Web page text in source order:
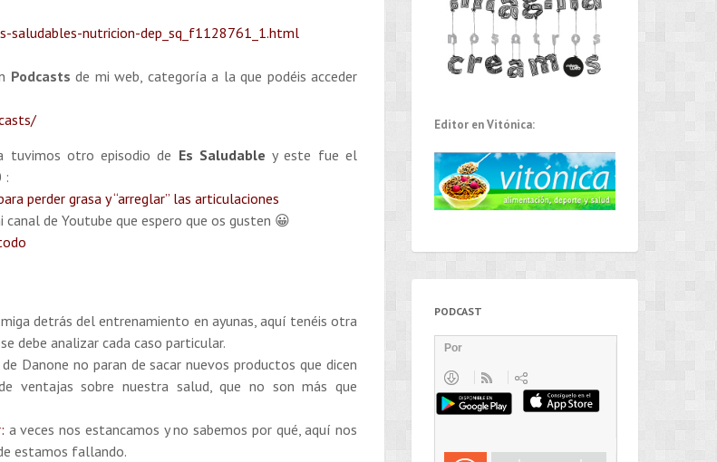
nutricion-dep_sq_f1128761_1.html
Podcasts de mi web, categoría a la que podéis acceder
tuvimos otro episodio de Es Saludable y este fue el
:
perder grasa y “arreglar” las articulaciones
de Youtube que espero que os gusten 😀
miga detrás del entrenamiento en ayunas, aquí tenéis otra
debe analizar cada caso particular.
Danone no paran de sacar nuevos productos que dicen
ventajas sobre nuestra salud, que no son más que
a veces nos estancamos y no sabemos por qué, aquí nos
estamos fallando.
Editor en Vitónica:
PODCAST